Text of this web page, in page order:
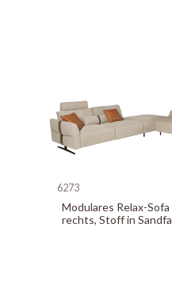
6273
Modulares Relax-
rechts, Stoff in